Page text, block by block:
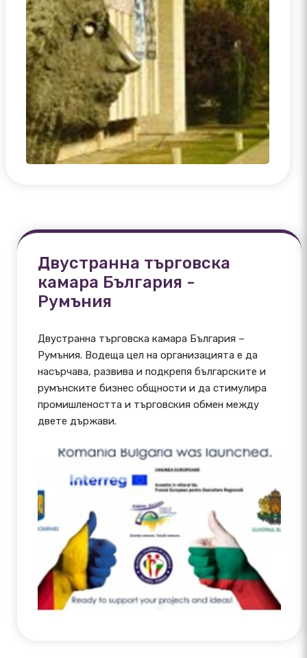
Двустранна търговска
камара България -
Румъния
Двустранна търговска камара България –
Румъния. Водеща цел на организацията е да
насърчава, развива и подкрепя българските и
румънските бизнес общности и да стимулира
промишлеността и търговския обмен между
двете държави.